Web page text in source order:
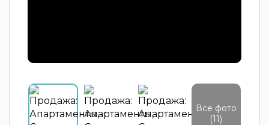
Все фото
(11)